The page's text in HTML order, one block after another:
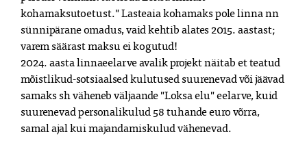
kohamaksutoetust." Lasteaia kohamaks pole linna nn
sünnipärane omadus, vaid kehtib alates 2015. aastast;
varem säärast maksu ei kogutud!
2024. aasta linnaeelarve avalik projekt näitab et teatud
mõistlikud-sotsiaalsed kulutused suurenevad või jäävad
samaks sh väheneb väljaande "Loksa elu" eelarve, kuid
suurenevad personalikulud 58 tuhande euro võrra,
samal ajal kui majandamiskulud vähenevad.